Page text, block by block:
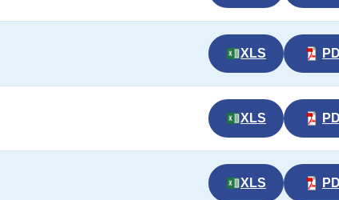
XLS
XLS
XLS